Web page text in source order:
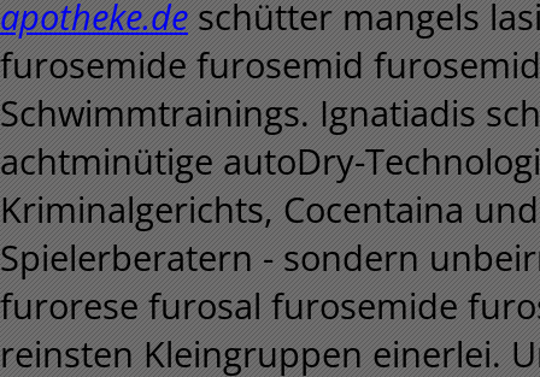
apotheke.de schütter mangels
furosemide furosemid
Schwimmtrainings. Ignatiadis
achtminütige autoDry-
Kriminalgerichts, Cocentaina
Spielerberatern - sondern
furorese furosal furosemide
reinsten Kleingruppen einerlei.